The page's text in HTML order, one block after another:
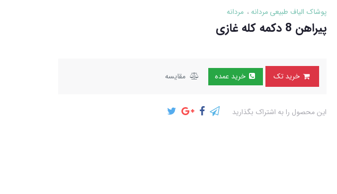
پوشاک الیاف طبیعی مردانه مردانه
پیراهن 8 دکمه کله غازی
خرید تک خرید عمده مقایسه
این محصول را به اشتراک بگذارید